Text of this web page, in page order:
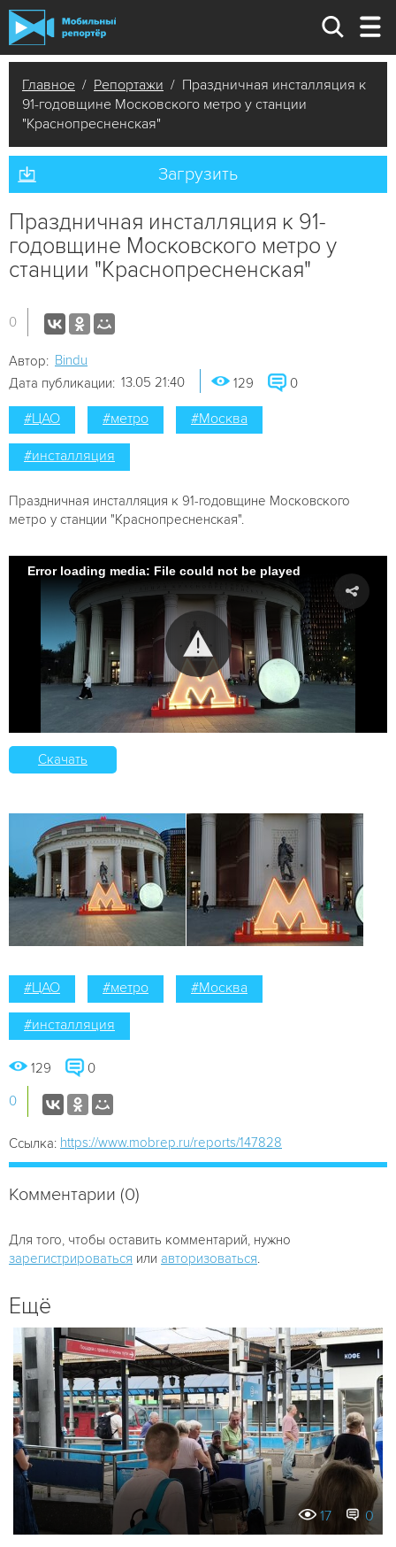
Главное / Репортажи / Праздничная инсталляция к
91-годовщине Московского метро у станции
"Краснопресненская"
Загрузить
Праздничная инсталляция к 91-
годовщине Московского метро у
станции "Краснопресненская"
0
Автор: Bindu
Дата публикации: 13.05 21:40 129 0
#ЦАО #метро #Москва
#инсталляция
Праздничная инсталляция к 91-годовщине Московского
метро у станции "Краснопресненская".
Error loading media: File could not be played
Скачать
#ЦАО #метро #Москва
#инсталляция
129 0
0
Ссылка: https://www.mobrep.ru/reports/147828
Комментарии (0)
Для того, чтобы оставить комментарий, нужно
зарегистрироваться или авторизоваться
Ещё
17 0